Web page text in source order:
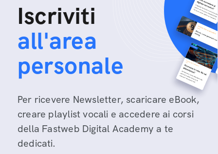
Iscriviti
all'area
personale
Per ricevere Newsletter, scaricare eBook,
creare playlist vocali e accedere ai corsi
della Fastweb Digital Academy a te
dedicati.